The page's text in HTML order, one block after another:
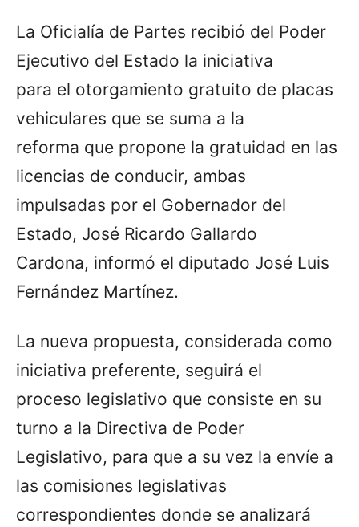
La Oficialía de Partes recibió del Poder
Ejecutivo del Estado la iniciativa
para el otorgamiento gratuito de placas
vehiculares que se suma a la
reforma que propone la gratuidad en las
licencias de conducir, ambas
impulsadas por el Gobernador del
Estado, José Ricardo Gallardo
Cardona, informó el diputado José Luis
Fernández Martínez.
La nueva propuesta, considerada como
iniciativa preferente, seguirá el
proceso legislativo que consiste en su
turno a la Directiva de Poder
Legislativo, para que a su vez la envíe a
las comisiones legislativas
correspondientes donde se analizará